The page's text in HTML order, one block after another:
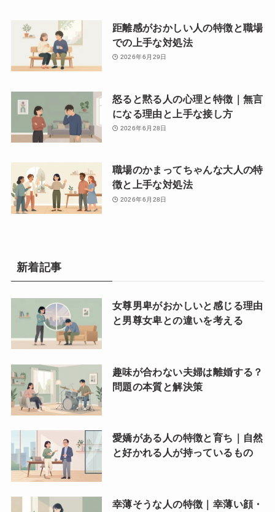
距離感がおかしい人の特徴と職場
での上手な対処法
2026年6月29日
怒ると黙る人の心理と特徴｜無言
になる理由と上手な接し方
2026年6月28日
職場のかまってちゃんな大人の特
徴と上手な対処法
2026年6月28日
新着記事
女尊男卑がおかしいと感じる理由
と男尊女卑との違いを考える
趣味が合わない夫婦は離婚する？
問題の本質と解決策
愛嬌がある人の特徴と育ち｜自然
と好かれる人が持っているもの
幸薄そうな人の特徴｜幸薄い顔・